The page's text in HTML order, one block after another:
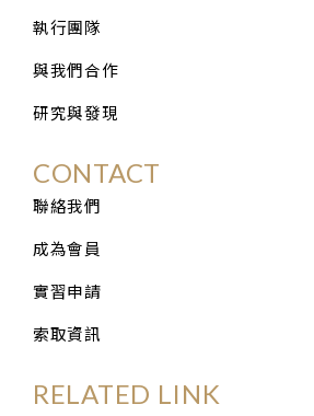
執行團隊
與我們合作
研究與發現
CONTACT
聯絡我們
成為會員
實習申請
索取資訊
RELATED LINK